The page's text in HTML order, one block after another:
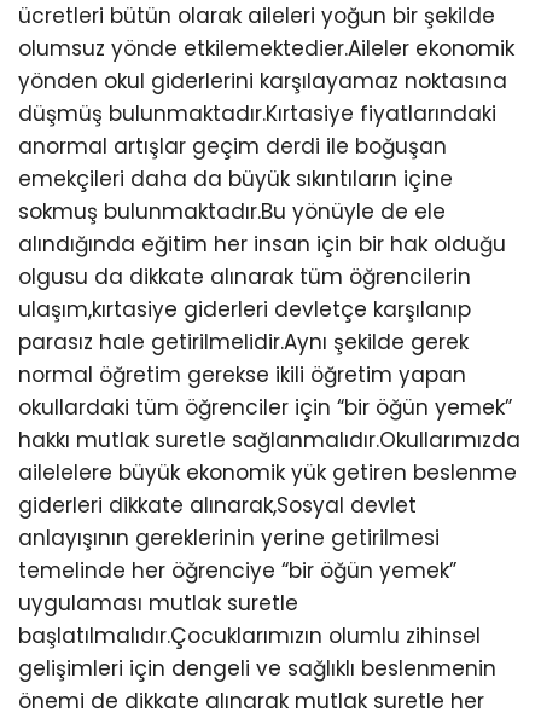
ücretleri bütün olarak aileleri yoğun bir şekilde
olumsuz yönde etkilemektedier.Aileler ekonomik
yönden okul giderlerini karşılayamaz noktasına
düşmüş bulunmaktadır.Kırtasiye fiyatlarındaki
anormal artışlar geçim derdi ile boğuşan
emekçileri daha da büyük sıkıntıların içine
sokmuş bulunmaktadır.Bu yönüyle de ele
alındığında eğitim her insan için bir hak olduğu
olgusu da dikkate alınarak tüm öğrencilerin
ulaşım,kırtasiye giderleri devletçe karşılanıp
parasız hale getirilmelidir.Aynı şekilde gerek
normal öğretim gerekse ikili öğretim yapan
okullardaki tüm öğrenciler için “bir öğün yemek”
hakkı mutlak suretle sağlanmalıdır.Okullarımızda
ailelelere büyük ekonomik yük getiren beslenme
giderleri dikkate alınarak,Sosyal devlet
anlayışının gereklerinin yerine getirilmesi
temelinde her öğrenciye “bir öğün yemek”
uygulaması mutlak suretle
başlatılmalıdır.Çocuklarımızın olumlu zihinsel
gelişimleri için dengeli ve sağlıklı beslenmenin
önemi de dikkate alınarak mutlak suretle her